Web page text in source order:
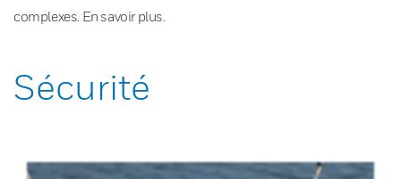
complexes. En savoir plus.
Sécurité